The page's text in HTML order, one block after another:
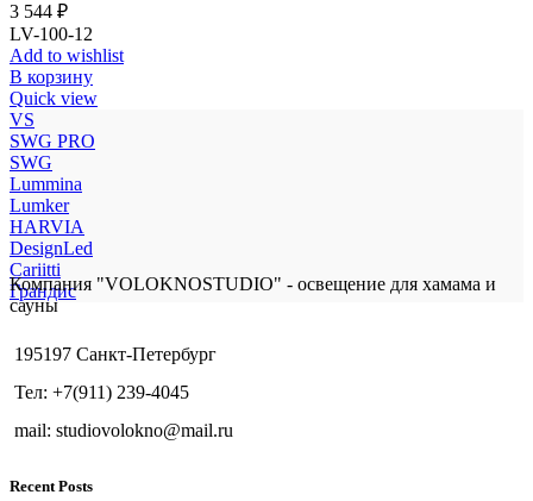
3 544 ₽
LV-100-12
Add to wishlist
В корзину
Quick view
VS
SWG PRO
SWG
Lummina
Lumker
HARVIA
DesignLed
Cariitti
Грандис
Компания "VOLOKNOSTUDIO" - освещение для хамама и
сауны
195197 Санкт-Петербург
Тел: +7(911) 239-4045
mail: studiovolokno@mail.ru
Recent Posts